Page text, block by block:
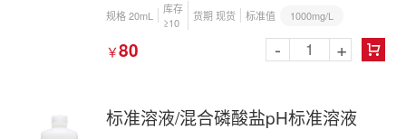
规格 20mL
库存
≥10
货期 现货 标准值 1000mg/L
￥80 
- +
标准溶液/混合磷酸盐pH标准溶液